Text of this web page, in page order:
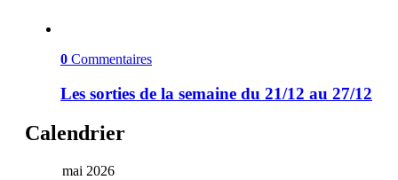
0 Commentaires
Les sorties de la semaine du 21/12 au 27/12
Calendrier
mai 2026